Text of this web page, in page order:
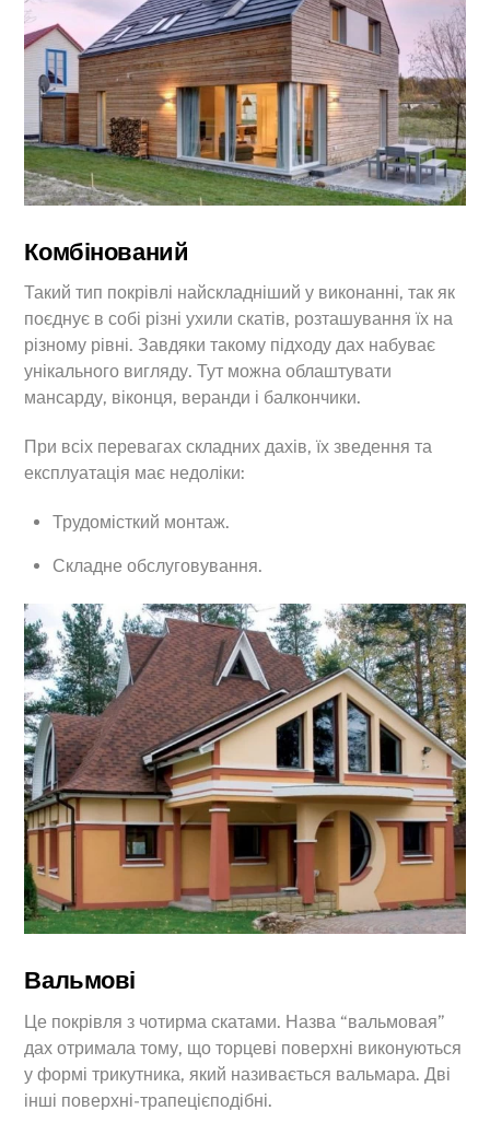
Комбінований
Такий тип покрівлі найскладніший у виконанні, так як
поєднує в собі різні ухили скатів, розташування їх на
різному рівні. Завдяки такому підходу дах набуває
унікального вигляду. Тут можна облаштувати
мансарду, віконця, веранди і балкончики.
При всіх перевагах складних дахів, їх зведення та
експлуатація має недоліки:
Трудомісткий монтаж.
Складне обслуговування.
Вальмові
Це покрівля з чотирма скатами. Назва “вальмовая”
дах отримала тому, що торцеві поверхні виконуються
у формі трикутника, який називається вальмара. Дві
інші поверхні-трапецієподібні.